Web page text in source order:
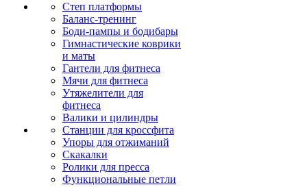
Степ платформы
Баланс-тренинг
Боди-пампы и бодибары
Гимнастические коврики
и маты
Гантели для фитнеса
Мячи для фитнеса
Утяжелители для
фитнеса
Валики и цилиндры
Станции для кроссфита
Упоры для отжиманий
Скакалки
Ролики для пресса
Функциональные петли